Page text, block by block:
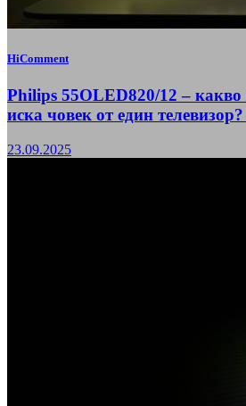
HiComment
Philips 55OLED820/12 – какво
иска човек от един
23.09.2025